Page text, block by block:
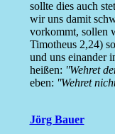
sollte dies auch
wir uns damit
vorkommt, sollen
Timotheus 2,24)
und uns einander
heißen: ''Wehret
eben: ''Wehret
Jörg Bauer